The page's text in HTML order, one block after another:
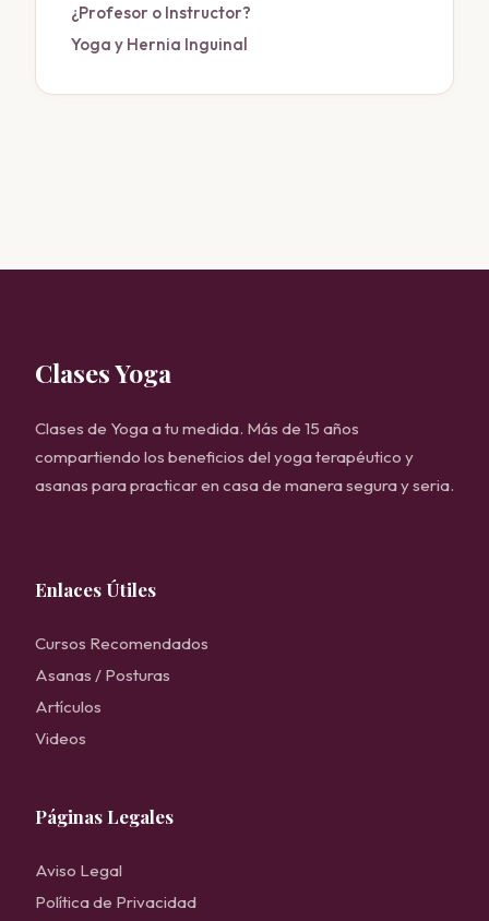
¿Profesor o Instructor?
Yoga y Hernia Inguinal
Clases Yoga
Clases de Yoga a tu medida. Más de 15 años
compartiendo los beneficios del yoga terapéutico y
asanas para practicar en casa de manera segura y seria.
Enlaces Útiles
Cursos Recomendados
Asanas / Posturas
Artículos
Videos
Páginas Legales
Aviso Legal
Política de Privacidad